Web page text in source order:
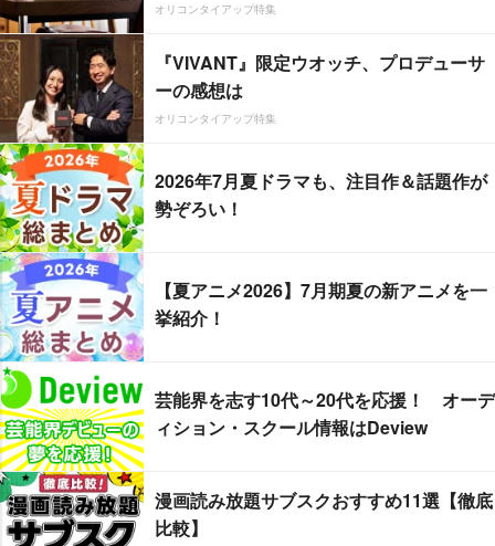
オリコンタイアップ特集
『VIVANT』限定ウオッチ、プロデューサ
ーの感想は
オリコンタイアップ特集
2026年7月夏ドラマも、注目作＆話題作が
勢ぞろい！
【夏アニメ2026】7月期夏の新アニメを一
挙紹介！
芸能界を志す10代～20代を応援！ オーデ
ィション・スクール情報はDeview
漫画読み放題サブスクおすすめ11選【徹底
比較】